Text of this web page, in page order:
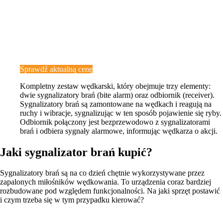
Sprawdź aktualną cenę
Kompletny zestaw wędkarski, który obejmuje trzy elementy:
dwie sygnalizatory brań (bite alarm) oraz odbiornik (receiver).
Sygnalizatory brań są zamontowane na wędkach i reagują na
ruchy i wibracje, sygnalizując w ten sposób pojawienie się ryby.
Odbiornik połączony jest bezprzewodowo z sygnalizatorami
brań i odbiera sygnały alarmowe, informując wędkarza o akcji.
Jaki sygnalizator brań kupić?
Sygnalizatory brań są na co dzień chętnie wykorzystywane przez
zapalonych miłośników wędkowania. To urządzenia coraz bardziej
rozbudowane pod względem funkcjonalności. Na jaki sprzęt postawić
i czym trzeba się w tym przypadku kierować?